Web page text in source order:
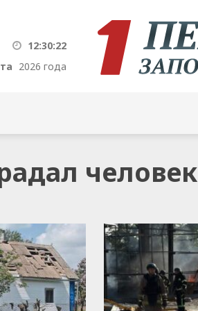
12:30:23
2026 года
человек